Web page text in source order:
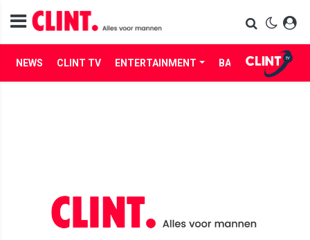
NEWS CLINT TV ENTERTAINMENT BABES LIFE